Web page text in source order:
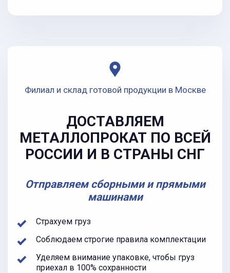
Филиал и склад готовой продукции в Москве
ДОСТАВЛЯЕМ
МЕТАЛЛОПРОКАТ ПО ВСЕЙ
РОССИИ И В СТРАНЫ СНГ
Отправляем сборными и прямыми
машинами
Страхуем груз
Соблюдаем строгие правила комплектации
Уделяем внимание упаковке, чтобы груз
приехал в 100% сохранности